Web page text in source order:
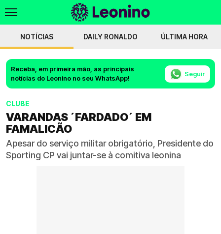
NOTÍCIAS DAILY RONALDO ÚLTIMA HORA
Receba, em primeira mão, as principais
notícias do Leonino no seu WhatsApp!
Seguir
CLUBE
VARANDAS ´FARDADO´ EM
FAMALICÃO
Apesar do serviço militar obrigatório, Presidente do
Sporting CP vai juntar-se à comitiva leonina